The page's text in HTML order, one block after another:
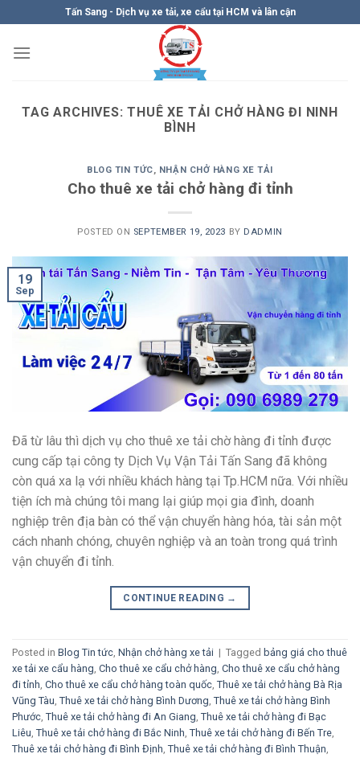
content
Tấn Sang - Dịch vụ xe tải, xe cẩu tại HCM và lân cận
TAG ARCHIVES:THUÊ XE TẢI CHỞ HÀNG ĐI NINH
BÌNH
BLOG TIN TỨC, NHẬN CHỞ HÀNG XE TẢI
Cho thuê xe tải chở hàng đi tỉnh
POSTED ON SEPTEMBER 19, 2023 BY DADMIN
19
Sep
Đã từ lâu thì dịch vụ cho thuê xe tải chờ hàng đi tỉnh được
cung cấp tại công ty Dịch Vụ Vận Tải Tấn Sang đã không
còn quá xa lạ với nhiều khách hàng tại Tp.HCM nữa. Với nhiều
tiện ích mà chúng tôi mang lại giúp mọi gia đình, doanh
nghiệp trên địa bàn có thể vận chuyển hàng hóa, tài sản một
cách nhanh chóng, chuyên nghiệp và an toàn trong quá trình
vận chuyển đi tỉnh.
CONTINUE READING →
Posted in Blog Tin tức, Nhận chở hàng xe tải | Tagged bảng giá cho thuê
xe tải xe cẩu hàng, Cho thuê xe cẩu chở hàng, Cho thuê xe cẩu chở hàng
đi tỉnh, Cho thuê xe cẩu chở hàng toàn quốc, Thuê xe tải chở hàng Bà Rịa
Vũng Tàu, Thuê xe tải chở hàng Bình Dương, Thuê xe tải chở hàng Bình
Phước, Thuê xe tải chở hàng đi An Giang, Thuê xe tải chở hàng đi Bạc
Liêu, Thuê xe tải chở hàng đi Bắc Ninh, Thuê xe tải chở hàng đi Bến Tre,
Thuê xe tải chở hàng đi Bình Định, Thuê xe tải chở hàng đi Bình Thuận,